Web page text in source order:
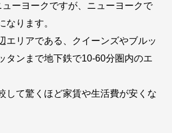
ーヨークですが、ニューヨークで
なります。
エリアである、クイーンズやブルッ
タンまで地下鉄で10-60分圏内のエ
して驚くほど家賃や生活費が安くな